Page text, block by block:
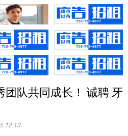
团队共同成长！ 诚聘 牙
12:13